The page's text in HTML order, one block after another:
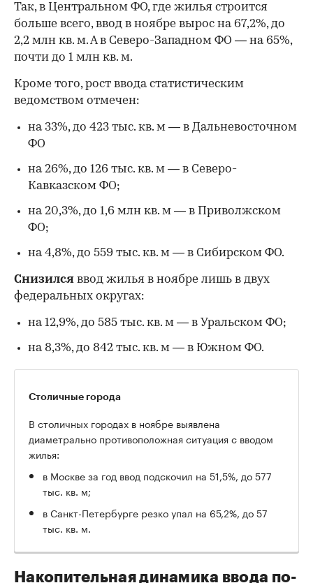
Так, в Центральном ФО, где жилья строится
больше всего, ввод в ноябре вырос на 67,2%, до
2,2 млн кв. м. А в Северо-Западном ФО — на 65%,
почти до 1 млн кв. м.
Кроме того, рост ввода статистическим
ведомством отмечен:
на 33%, до 423 тыс. кв. м — в Дальневосточном
ФО
на 26%, до 126 тыс. кв. м — в Северо-
Кавказском ФО;
на 20,3%, до 1,6 млн кв. м — в Приволжском
ФО;
на 4,8%, до 559 тыс. кв. м — в Сибирском ФО.
Снизился ввод жилья в ноябре лишь в двух
федеральных округах:
на 12,9%, до 585 тыс. кв. м — в Уральском ФО;
на 8,3%, до 842 тыс. кв. м — в Южном ФО.
Столичные города
В столичных городах в ноябре выявлена
диаметрально противоположная ситуация с вводом
жилья:
в Москве за год ввод подскочил на 51,5%, до 577
тыс. кв. м;
в Санкт-Петербурге резко упал на 65,2%, до 57
тыс. кв. м.
Накопительная динамика ввода по-